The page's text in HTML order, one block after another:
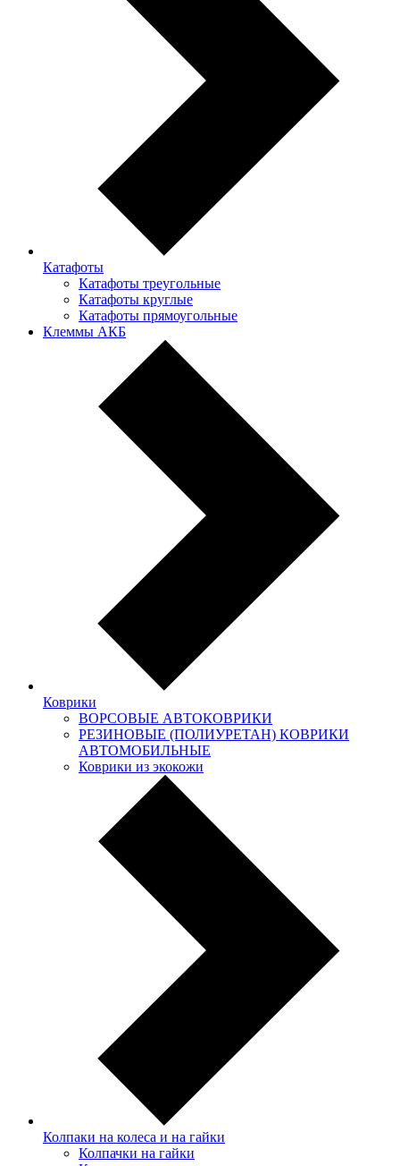
Катафоты
Катафоты треугольные
Катафоты круглые
Катафоты прямоугольные
Клеммы АКБ
Коврики
ВОРСОВЫЕ АВТОКОВРИКИ
РЕЗИНОВЫЕ (ПОЛИУРЕТАН) КОВРИКИ
АВТОМОБИЛЬНЫЕ
Коврики из экокожи
Колпаки на колеса и на гайки
Колпачки на гайки